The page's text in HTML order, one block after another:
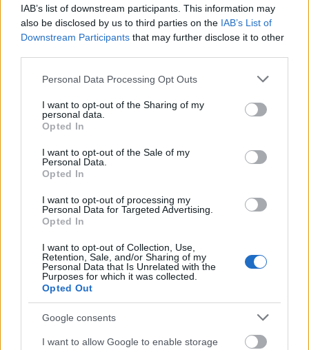
IAB’s list of downstream participants. This information may
also be disclosed by us to third parties on the IAB’s List of
Downstream Participants that may further disclose it to other
Please note that this website/app uses one or more Google
not limited to your visit or usage behaviour. You may click to
grant or deny consent to Google and its third-party tags to
use your data for below specified purposes in below Google
consent section.
Personal Data Processing Opt Outs
I want to opt-out of the Sharing of my
personal data.
Opted In
I want to opt-out of the Sale of my
Personal Data.
Opted In
I want to opt-out of processing my
Personal Data for Targeted Advertising.
Opted In
I want to opt-out of Collection, Use,
Retention, Sale, and/or Sharing of my
Personal Data that Is Unrelated with the
Purposes for which it was collected.
Opted Out
Google consents
I want to allow Google to enable storage
A fentiek alapján azonban nem elégedünk meg
ilyesféle leegyszerűsítő magyarázatokkal,
amelyek javarészt a végeredmény minősítésére
vagy a magyar demokrácia helyzetére.
Az előző
példában vajmi kevés teret kap magának a
folyamatnak a megértése:
létezik más megközelítés
, amely nem csak a jelenlegi hanem a múltbeli, a
nemzetközi kontextus és a különböző politikai
szereplők közötti interakciókat is számításba veszi.
Hiszen nem hirtelen a semmiből kerül többször is
egy párt és egy vezetővel az ország élére.
magyarországi Orbán-rendszerről megannyi
elmélet született már, addig a szlovákiai politika
Robert Fico és a SMER esetleges visszatérése a
hatalomba azonban egy új lendületet adhat az
értelmezések keresésének mind a jövendőbeli
parlamenti ellenzékének, mind a szlovákiai politikai
és közéleti gondolkodóknak.